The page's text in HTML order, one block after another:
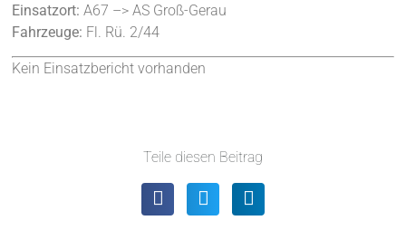
Einsatzort: A67 –> AS Groß-Gerau
Fahrzeuge: Fl. Rü. 2/44
Kein Einsatzbericht vorhanden
Teile diesen Beitrag